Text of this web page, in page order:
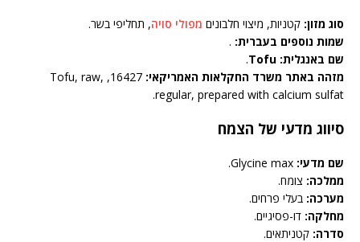
סוג מזון: קטניות, מיצוי חלבונים מפולי סויה, תחליפי בשר.
שמות נוספים בעברית: .
שם באנגלית: Tofu
.
מזהה באתר משרד החקלאות האמריקאי:
16427, Tofu, raw,
regular, prepared with calcium sulfat.
סיווג מדעי של הצמח
שם מדעי: Glycine max.
ממלכה: צומח.
מערכה: בעלי פרחים.
מחלקה: דו-פסיגיים.
סדרה: קטניתאים.